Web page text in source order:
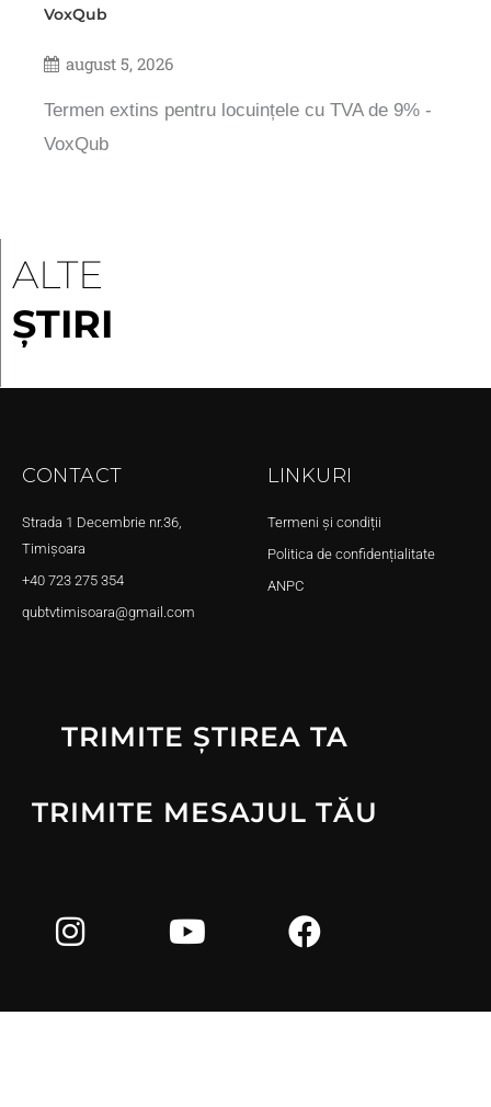
VoxQub
august 5, 2026
Termen extins pentru locuințele cu TVA de 9% -
VoxQub
ALTE
ȘTIRI
CONTACT
Strada 1 Decembrie nr.36,
Timișoara
+40 723 275 354
qubtvtimisoara@gmail.com
LINKURI
Termeni și condiții
Politica de confidențialitate
ANPC
TRIMITE ȘTIREA TA
TRIMITE MESAJUL TĂU